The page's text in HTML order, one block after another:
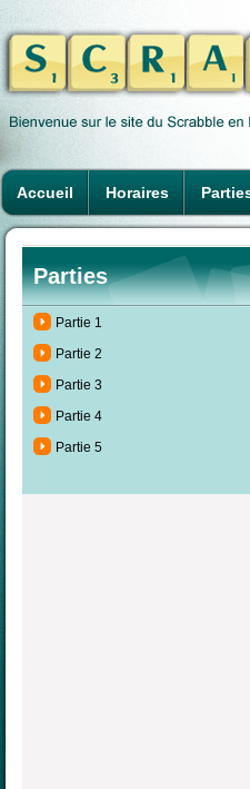
Accueil Horaires
Parties
Partie 1
Partie 2
Partie 3
Partie 4
Partie 5